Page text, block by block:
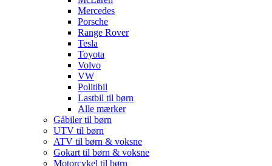
Mercedes
Porsche
Range Rover
Tesla
Toyota
Volvo
VW
Politibil
Lastbil til børn
Alle mærker
Gåbiler til børn
UTV til børn
ATV til børn & voksne
Gokart til børn & voksne
Motorcykel til børn